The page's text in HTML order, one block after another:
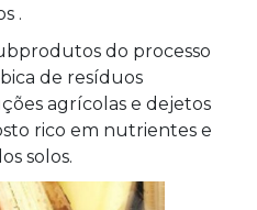
.
do processo
de resíduos
agrícolas e dejetos
rico em nutrientes e
solos.